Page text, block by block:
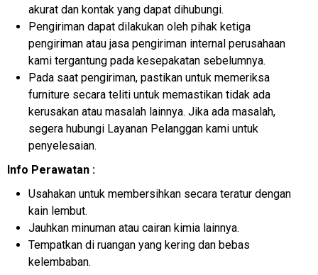
akurat dan kontak yang dapat dihubungi.
Pengiriman dapat dilakukan oleh pihak ketiga
pengiriman atau jasa pengiriman internal perusahaan
kami tergantung pada kesepakatan sebelumnya.
Pada saat pengiriman, pastikan untuk memeriksa
furniture secara teliti untuk memastikan tidak ada
kerusakan atau masalah lainnya. Jika ada masalah,
segera hubungi Layanan Pelanggan kami untuk
penyelesaian.
Info Perawatan :
Usahakan untuk membersihkan secara teratur dengan
kain lembut.
Jauhkan minuman atau cairan kimia lainnya.
Tempatkan di ruangan yang kering dan bebas
kelembaban.